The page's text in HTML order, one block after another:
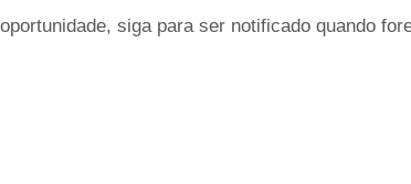
siga para ser notificado quando